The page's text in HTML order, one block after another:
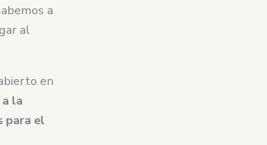
a
al
en
la
para el